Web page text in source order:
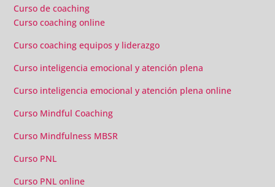
gran liderazgo de Beatriz Ricondo!!!
Curso de coaching
Curso coaching online
Curso coaching equipos y liderazgo
Curso inteligencia emocional y atención plena
Curso inteligencia emocional y atención plena online
Curso Mindful Coaching
Curso Mindfulness MBSR
Curso PNL
Curso PNL online